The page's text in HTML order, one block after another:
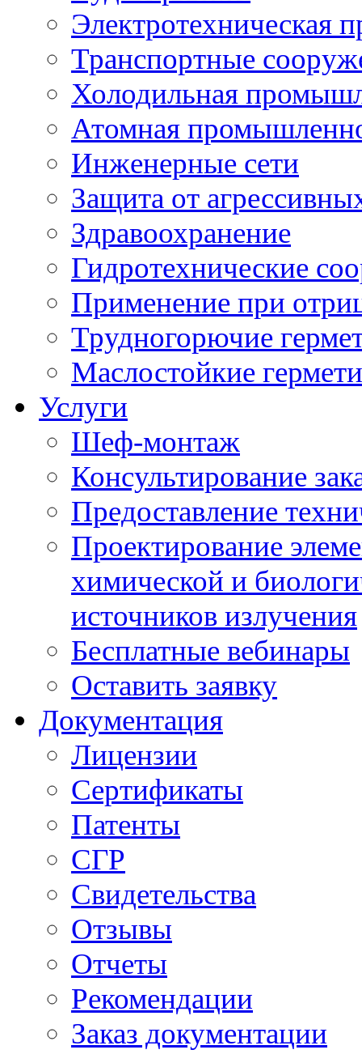
Электротехническая
Транспортные
Холодильная
Атомная
Инженерные сети
Защита от
Здравоохранение
Гидротехнические
Применение при
Трудногорючие
Маслостойкие
Услуги
Шеф-монтаж
Консультирование
Предоставление
Проектирование
химической и
источников излучения
Бесплатные вебинары
Оставить заявку
Документация
Лицензии
Сертификаты
Патенты
СГР
Свидетельства
Отзывы
Отчеты
Рекомендации
Заказ документации